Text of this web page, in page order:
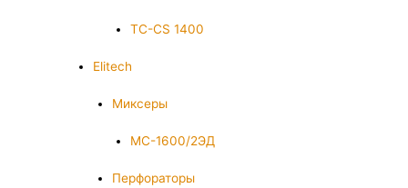
TC-CS 1400
Elitech
Миксеры
МС-1600/2ЭД
Перфораторы